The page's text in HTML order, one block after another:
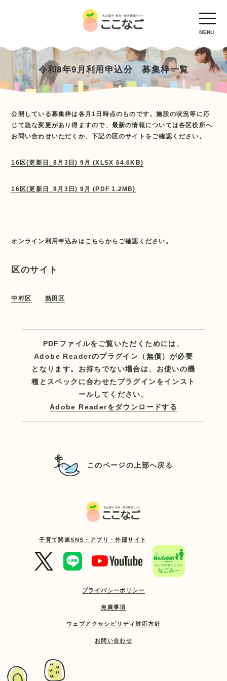
MENU
令和8年9月利用申込分 募集枠一覧
公開している募集枠は各月1日時点のものです。施設の状況等に応
じて急な変更があり得ますので、最新の情報については各区役所へ
お問い合わせいただくか、下記の区のサイトをご確認ください。
16区(更新日_8月3日) 9月 (XLSX 64.6KB)
16区(更新日_8月3日) 9月 (PDF 1.2MB)
オンライン利用申込みはこちら からご確認ください。
区のサイト
中村区 熱田区
PDFファイルをご覧いただくためには、
Adobe Readerのプラグイン（無償）が必要
となります。お持ちでない場合は、お使いの機
種とスペックに合わせたプラグインをインスト
ールしてください。
Adobe Readerをダウンロードする
このページの上部へ戻る
子育て関連SNS・アプリ・外部サイト
プライバシーポリシー
免責事項
ウェブアクセシビリティ対応方針
お問い合わせ